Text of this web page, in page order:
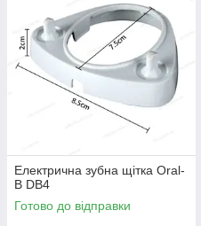
Електрична зубна щітка Oral-
B DB4
Готово до відправки